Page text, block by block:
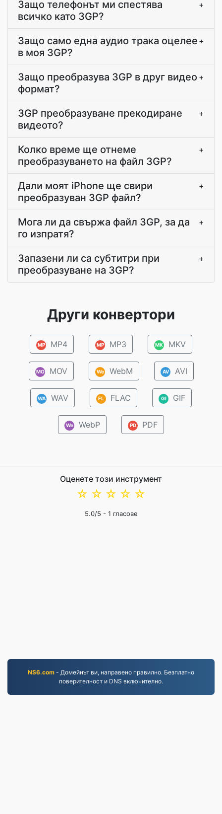
Защо телефонът ми спестява
всичко като 3GP?
+
Защо само една аудио трака оцелее
в моя 3GP?
+
Защо преобразува 3GP в друг видео
формат?
+
3GP преобразуване прекодиране
видеото?
+
Колко време ще отнеме
преобразуването на файл 3GP?
+
Дали моят iPhone ще свири
преобразуван 3GP файл?
+
Мога ли да свържа файл 3GP, за да
го изпратя?
+
Запазени ли са субтитри при
преобразуване на 3GP?
+
Други конвертори
MP MP4 MP MP3 MK MKV
MO MOV We WebM AV AVI
WA WAV FL FLAC GI GIF
We WebP PD PDF
Оценете този инструмент
☆
☆
☆
☆
☆
5.0/5 - 1 гласове
NS6.com - Домейнът ви, направено правилно. Безплатно
поверителност и DNS включително.